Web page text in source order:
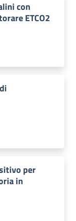
con
ETCO2
per
in